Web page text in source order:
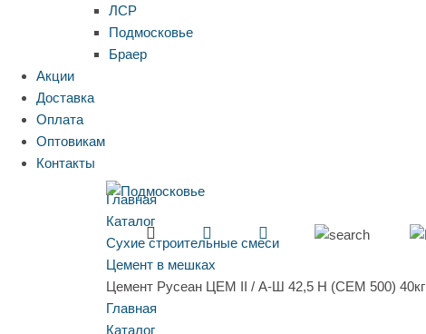
ЛСР
Подмосковье
Браер
Акции
Доставка
Оплата
Оптовикам
Контакты
Главная
Каталог
Сухие строительные смеси
Цемент в мешках
Цемент Русеан ЦЕМ II / А-Ш 42,5 Н (CEM 500) 40кг
Главная
Каталог